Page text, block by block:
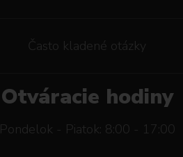
Často kladené otázky
Otváracie hodiny
Pondelok - Piatok: 8:00 - 17:00